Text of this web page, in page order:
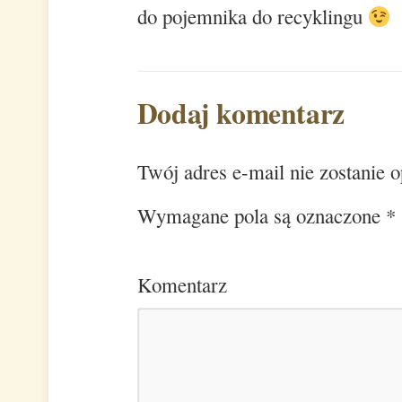
do pojemnika do recyklingu
Dodaj komentarz
Twój adres e-mail nie zostanie
Wymagane pola są oznaczone *
Komentarz